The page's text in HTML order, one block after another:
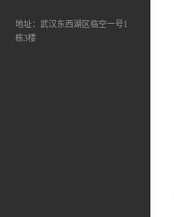
地址：武汉东西湖区临空一号1
栋3楼